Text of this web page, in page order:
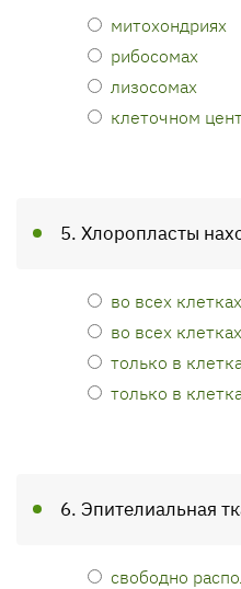
митохондриях
рибосомах
лизосомах
клеточном
5. Хлоропласты
во всех
во всех
только в
только в
6. Эпителиальная
свободно